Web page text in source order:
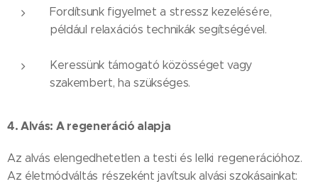
Fordítsunk figyelmet a stressz kezelésére,
például relaxációs technikák segítségével.
Keressünk támogató közösséget vagy
szakembert, ha szükséges.
4. Alvás: A regeneráció alapja
Az alvás elengedhetetlen a testi és lelki regenerációhoz.
Az életmódváltás részeként javítsuk alvási szokásainkat: